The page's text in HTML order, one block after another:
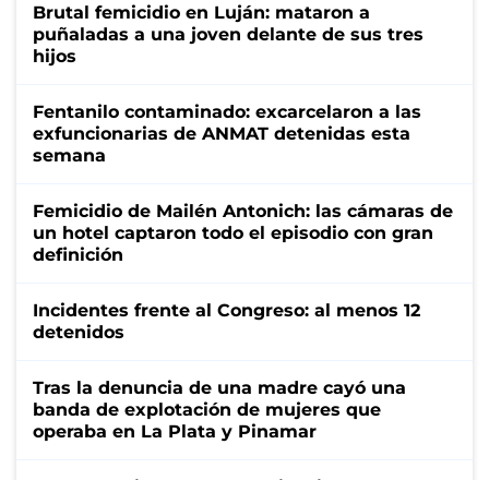
Brutal femicidio en Luján: mataron a
puñaladas a una joven delante de sus tres
hijos
Fentanilo contaminado: excarcelaron a las
exfuncionarias de ANMAT detenidas esta
semana
Femicidio de Mailén Antonich: las cámaras de
un hotel captaron todo el episodio con gran
definición
Incidentes frente al Congreso: al menos 12
detenidos
Tras la denuncia de una madre cayó una
banda de explotación de mujeres que
operaba en La Plata y Pinamar